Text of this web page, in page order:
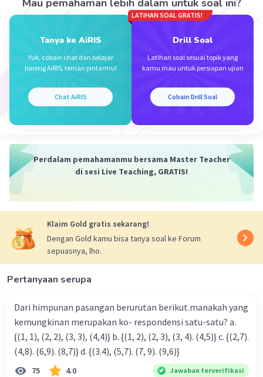
Jadi, jawaban yang benar adalah 0
Beri Rating·0.0
Mau pemahaman lebih dalam untuk soal ini?
Tanya ke AiRIS
Yuk, cobain chat dan belajar
bareng AiRIS, teman pintarmu!
Chat AiRIS
LATIHAN SOAL GRATIS!
Drill Soal
Latihan soal sesuai topik yang
kamu mau untuk persiapan ujian
Cobain Drill Soal
Perdalam pemahamanmu bersama Master Teacher
di sesi Live Teaching, GRATIS!
Klaim Gold gratis sekarang!
Dengan Gold kamu bisa tanya soal ke Forum
sepuasnya, lho.
Pertanyaan serupa
Dari himpunan pasangan berurutan berikut.manakah yang
kemungkinan merupakan ko- respondensi satu-satu? a.
{(1, 1), (2, 2), (3, 3), (4,4)} b. {(1, 2), (2, 3), (3, 4). (4,5)} c. {(2,7).
(4,8). (6,9). (8,7)} d. {(3.4), (5,7). (7, 9). (9,6)}
75 4.0 Jawaban terverifikasi